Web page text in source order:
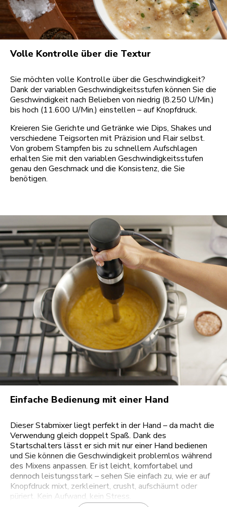
Volle Kontrolle über die Textur
Sie möchten volle Kontrolle über die Geschwindigkeit?
Dank der variablen Geschwindigkeitsstufen können Sie die
Geschwindigkeit nach Belieben von niedrig (8.250 U/Min.)
bis hoch (11.600 U/Min.) einstellen – auf Knopfdruck.
Kreieren Sie Gerichte und Getränke wie Dips, Shakes und
verschiedene Teigsorten mit Präzision und Flair selbst.
Von grobem Stampfen bis zu schnellem Aufschlagen
erhalten Sie mit den variablen Geschwindigkeitsstufen
genau den Geschmack und die Konsistenz, die Sie
benötigen.
Einfache Bedienung mit einer Hand
Dieser Stabmixer liegt perfekt in der Hand – da macht die
Verwendung gleich doppelt Spaß. Dank des
Startschalters lässt er sich mit nur einer Hand bedienen
und Sie können die Geschwindigkeit problemlos während
des Mixens anpassen. Er ist leicht, komfortabel und
dennoch leistungsstark – sehen Sie einfach zu, wie er auf
Knopfdruck mixt, zerkleinert, crusht, aufschäumt oder
püriert. Kein Aufwand, kein Stress.